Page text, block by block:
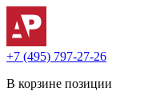
+7 (495) 797-27-26
В корзине позиции